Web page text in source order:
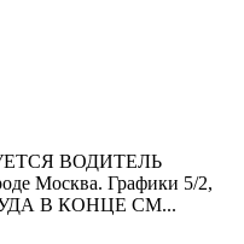
ВОДИТЕЛЬ
Москва. Графики 5/2,
В КОНЦЕ СМ...